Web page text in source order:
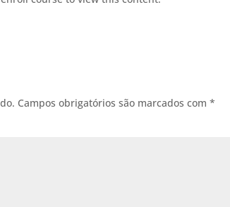
Campos obrigatórios são marcados com *